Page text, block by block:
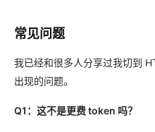
常见问题
我已经和很多人分享过我切到
出现的问题。
Q1：这不是更费 token 吗？